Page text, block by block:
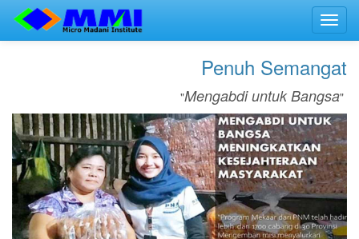
Penuh Semangat
"Mengabdi untuk Bangsa"